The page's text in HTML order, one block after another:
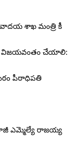
శాఖ మంత్రి కీ
విజయవంతం చేయాలి:
పీఠాధిపతి
ఎమ్మెల్యే రాజయ్య